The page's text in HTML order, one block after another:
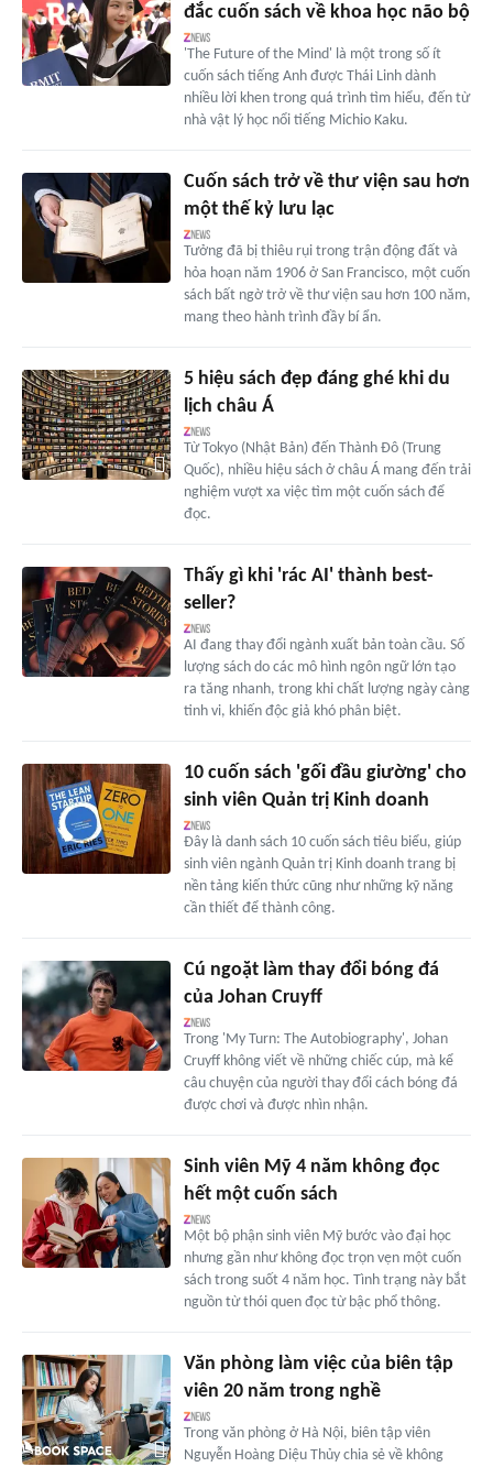
đắc cuốn sách về khoa học não bộ
'The Future of the Mind' là một trong số ít
cuốn sách tiếng Anh được Thái Linh dành
nhiều lời khen trong quá trình tìm hiểu, đến từ
nhà vật lý học nổi tiếng Michio Kaku.
Cuốn sách trở về thư viện sau hơn
một thế kỷ lưu lạc
Tưởng đã bị thiêu rụi trong trận động đất và
hỏa hoạn năm 1906 ở San Francisco, một cuốn
sách bất ngờ trở về thư viện sau hơn 100 năm,
mang theo hành trình đầy bí ẩn.
5 hiệu sách đẹp đáng ghé khi du
lịch châu Á
Từ Tokyo (Nhật Bản) đến Thành Đô (Trung
Quốc), nhiều hiệu sách ở châu Á mang đến trải
nghiệm vượt xa việc tìm một cuốn sách để
đọc.
Thấy gì khi 'rác AI' thành best-
seller?
AI đang thay đổi ngành xuất bản toàn cầu. Số
lượng sách do các mô hình ngôn ngữ lớn tạo
ra tăng nhanh, trong khi chất lượng ngày càng
tinh vi, khiến độc giả khó phân biệt.
10 cuốn sách 'gối đầu giường' cho
sinh viên Quản trị Kinh doanh
Đây là danh sách 10 cuốn sách tiêu biểu, giúp
sinh viên ngành Quản trị Kinh doanh trang bị
nền tảng kiến thức cũng như những kỹ năng
cần thiết để thành công.
Cú ngoặt làm thay đổi bóng đá
của Johan Cruyff
Trong 'My Turn: The Autobiography', Johan
Cruyff không viết về những chiếc cúp, mà kể
câu chuyện của người thay đổi cách bóng đá
được chơi và được nhìn nhận.
Sinh viên Mỹ 4 năm không đọc
hết một cuốn sách
Một bộ phận sinh viên Mỹ bước vào đại học
nhưng gần như không đọc trọn vẹn một cuốn
sách trong suốt 4 năm học. Tình trạng này bắt
nguồn từ thói quen đọc từ bậc phổ thông.
Văn phòng làm việc của biên tập
viên 20 năm trong nghề
Trong văn phòng ở Hà Nội, biên tập viên
Nguyễn Hoàng Diệu Thủy chia sẻ về không